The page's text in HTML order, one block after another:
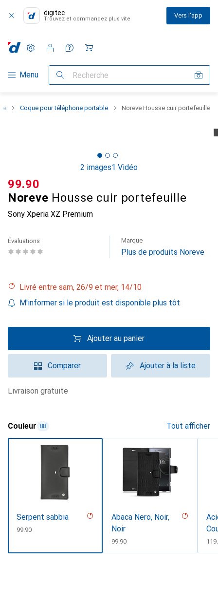
digitec
Trouvez et commandez plus vite Vers l'app
Navigation par catégorie
Menu Recherche
Paramètres
Compte client
Listes de comparaison
Listes d'envies
Panier
Coque pour téléphone portable Noreve Housse cuir portefeuille
2 images1 Vidéo
Noreve Housse cuir portefeuille
Sony Xperia XZ Premium
CHF
99.90
Évaluations Marque
Plus de produits Noreve
Livré entre sam, 26/9 et mer, 14/10
M'informer si le produit est disponible plus tôt
Ajouter au panier
Comparer Ajouter à la liste
livraison gratuite
Couleur 88 Tout afficher
Serpent sabbia
CHF
99.90
Abaca Nero, Noir,
Noir
CHF
99.90 CHF